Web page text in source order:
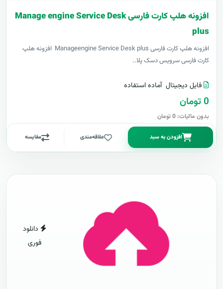
افزونه هلپ کارت فارسی Manage engine Service Desk
plus
افزونه هلپ کارت فارسی Manageengine Service Desk plus افزونه هلپ
کارت فارسی سرویس دسک پلا..
فایل دیجیتال آماده استفاده
0 تومان
بدون مالیات: 0 تومان
افزودن به سبد علاقه‌مندی مقایسه
دانلود
فوری